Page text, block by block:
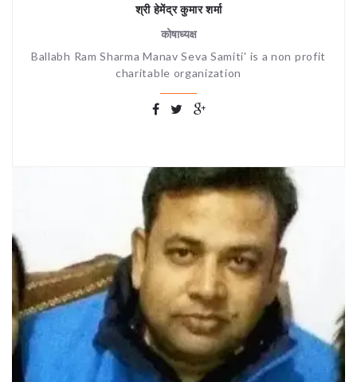
श्री हेमेंद्र कुमार शर्मा
कोषाध्यक्ष
Ballabh Ram Sharma Manav Seva Samiti' is a non profit
charitable organization